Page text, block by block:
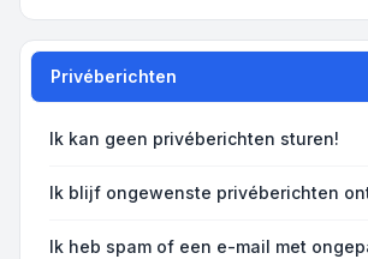
Privéberichten
Ik kan geen privéberichten sturen!
Ik blijf ongewenste privéberichten
Ik heb spam of een e-mail met